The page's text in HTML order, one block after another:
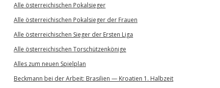
Alle österreichischen Pokalsieger
Alle österreichischen Pokalsieger der Frauen
Alle österreichischen Sieger der Ersten Liga
Alle österreichischen Torschützenkönige
Alles zum neuen Spielplan
Beckmann bei der Arbeit: Brasilien — Kroatien 1. Halbzeit